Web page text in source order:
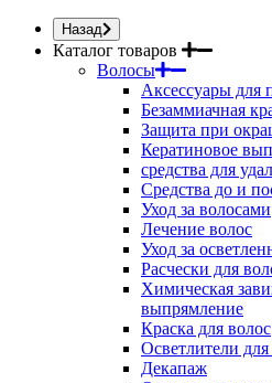
Назад
Каталог товаров
Волосы
Аксессуары для
Безаммиачная
Защита при
Кератиновое
средства для
Средства до и
Уход за волосами
Лечение волос
Уход за
Расчески для
Химическая
выпрямление
Краска для волос
Осветлители для
Декапаж